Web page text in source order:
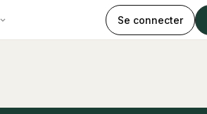
Se connecter